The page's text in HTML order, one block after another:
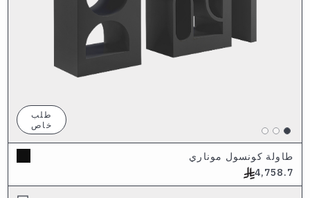
طلب
خاص
طاولة كونسول موناري
4,758.7